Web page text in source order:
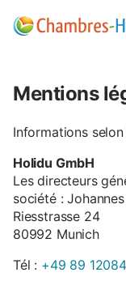
Mentions
Informations
Holidu GmbH
Les directeurs
société :
Riesstrasse 24
80992 Munich
Tél : +49 89